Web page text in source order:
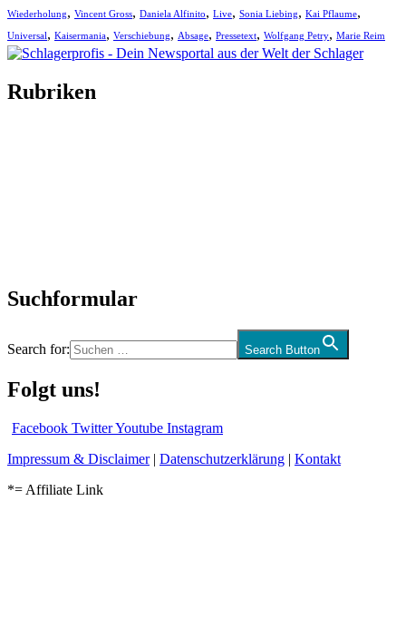
Wiederholung, Vincent Gross, Daniela Alfinito, Live, Sonia Liebing, Kai Pflaume,
Universal, Kaisermania, Verschiebung, Absage, Pressetext, Wolfgang Petry, Marie Reim
Rubriken
Suchformular
Search for: Search Button
Folgt uns!
Facebook TwitterYoutube Instagram
Impressum & Disclaimer| Datenschutzerklärung | Kontakt
*= Affiliate Link